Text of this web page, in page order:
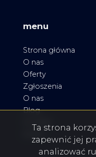
menu
Strona główna
O nas
Oferty
Zgłoszenia
O nas
Blog
Kontakt
Ta strona
zapewnić jej
analizować